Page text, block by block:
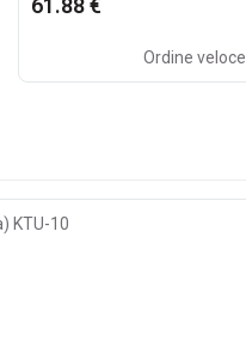
61.88 €
Ordine veloce
KTU-10